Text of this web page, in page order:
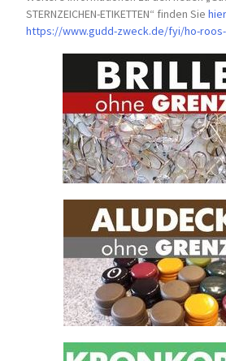
STERNZEICHEN-ETIKETTEN“ finden Siehier
https://www.gudd-zweck.de/fyi/ho-